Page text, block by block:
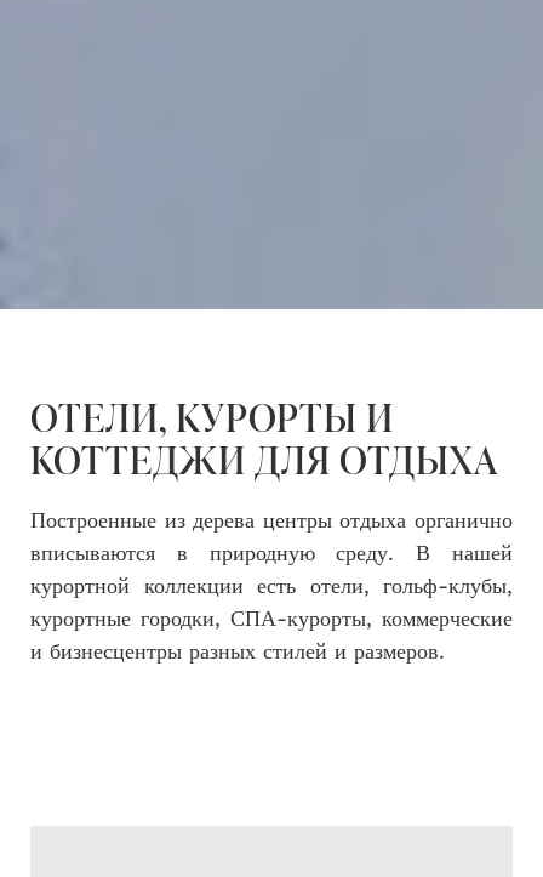
ОТЕЛИ, КУРОРТЫ И
КОТТЕДЖИ ДЛЯ ОТДЫХА
Построенные из дерева центры отдыха органично
вписываются в природную среду. В нашей
курортной коллекции есть отели, гольф-клубы,
курортные городки, СПА-курорты, коммерческие
и бизнесцентры разных стилей и размеров.